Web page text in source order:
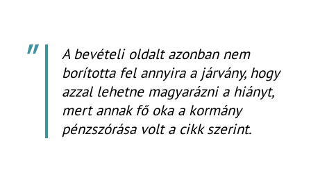
A bevételi oldalt azonban nem
borította fel annyira a járvány, hogy
azzal lehetne magyarázni a hiányt,
mert annak fő oka a kormány
pénzszórása volt a cikk szerint.